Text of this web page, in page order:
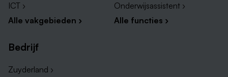
ICT ›
Alle vakgebieden ›
Onderwijsassistent ›
Alle functies ›
Bedrijf
Zuyderland ›